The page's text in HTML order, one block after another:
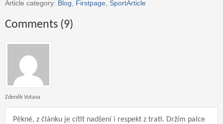
Article category: Blog Firstpage SportArticle
Comments (9)
Zdeněk Votava
Pěkné, z článku je cítit nadšení i respekt z trati. Držím palce